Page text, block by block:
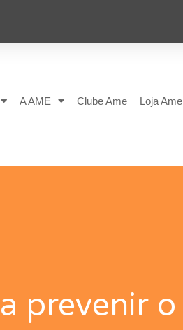
A AME Clube Ame Loja Ame
prevenir o